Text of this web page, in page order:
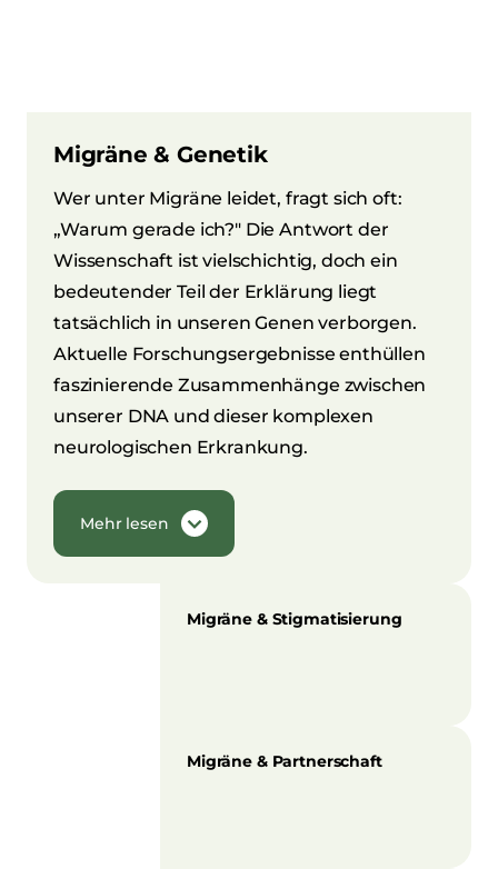
Migräne & Genetik
Wer unter Migräne leidet, fragt sich oft:
„Warum gerade ich?" Die Antwort der
Wissenschaft ist vielschichtig, doch ein
bedeutender Teil der Erklärung liegt
tatsächlich in unseren Genen verborgen.
Aktuelle Forschungsergebnisse enthüllen
faszinierende Zusammenhänge zwischen
unserer DNA und dieser komplexen
neurologischen Erkrankung.
Mehr lesen
Migräne & Stigmatisierung
Migräne & Partnerschaft